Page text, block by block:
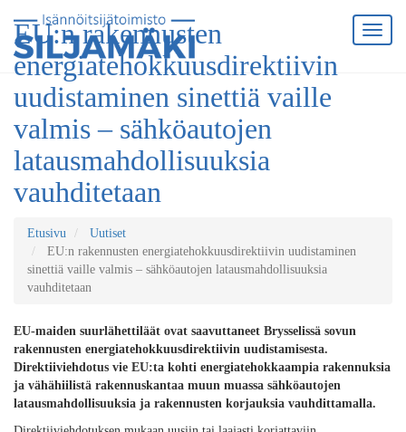
EU:n rakennusten
energiatehokkuusdirektiivin
uudistaminen sinettiä vaille
valmis – sähköautojen
latausmahdollisuuksia
vauhditetaan
Etusivu
Uutiset
EU:n rakennusten energiatehokkuusdirektiivin uudistaminen
sinettiä vaille valmis – sähköautojen latausmahdollisuuksia
vauhditetaan
EU-maiden suurlähettiläät ovat saavuttaneet Brysselissä sovun
rakennusten energiatehokkuusdirektiivin uudistamisesta.
Direktiiviehdotus vie EU:ta kohti energiatehokkaampia rakennuksia
ja vähähiilistä rakennuskantaa muun muassa sähköautojen
latausmahdollisuuksia ja rakennusten korjauksia vauhdittamalla.